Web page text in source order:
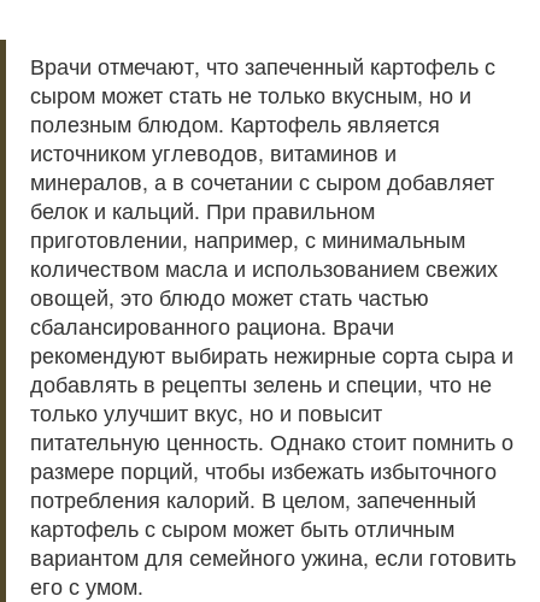
Врачи отмечают, что запеченный картофель с
сыром может стать не только вкусным, но и
полезным блюдом. Картофель является
источником углеводов, витаминов и
минералов, а в сочетании с сыром добавляет
белок и кальций. При правильном
приготовлении, например, с минимальным
количеством масла и использованием свежих
овощей, это блюдо может стать частью
сбалансированного рациона. Врачи
рекомендуют выбирать нежирные сорта сыра и
добавлять в рецепты зелень и специи, что не
только улучшит вкус, но и повысит
питательную ценность. Однако стоит помнить о
размере порций, чтобы избежать избыточного
потребления калорий. В целом, запеченный
картофель с сыром может быть отличным
вариантом для семейного ужина, если готовить
его с умом.